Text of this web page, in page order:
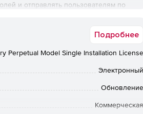
и отправлять пользователям по
сброса пароля пользователем
ADSelfService Plus дает
Подробнее
Perpetual Model Single Installation License
Электронный
Обновление
Коммерческая